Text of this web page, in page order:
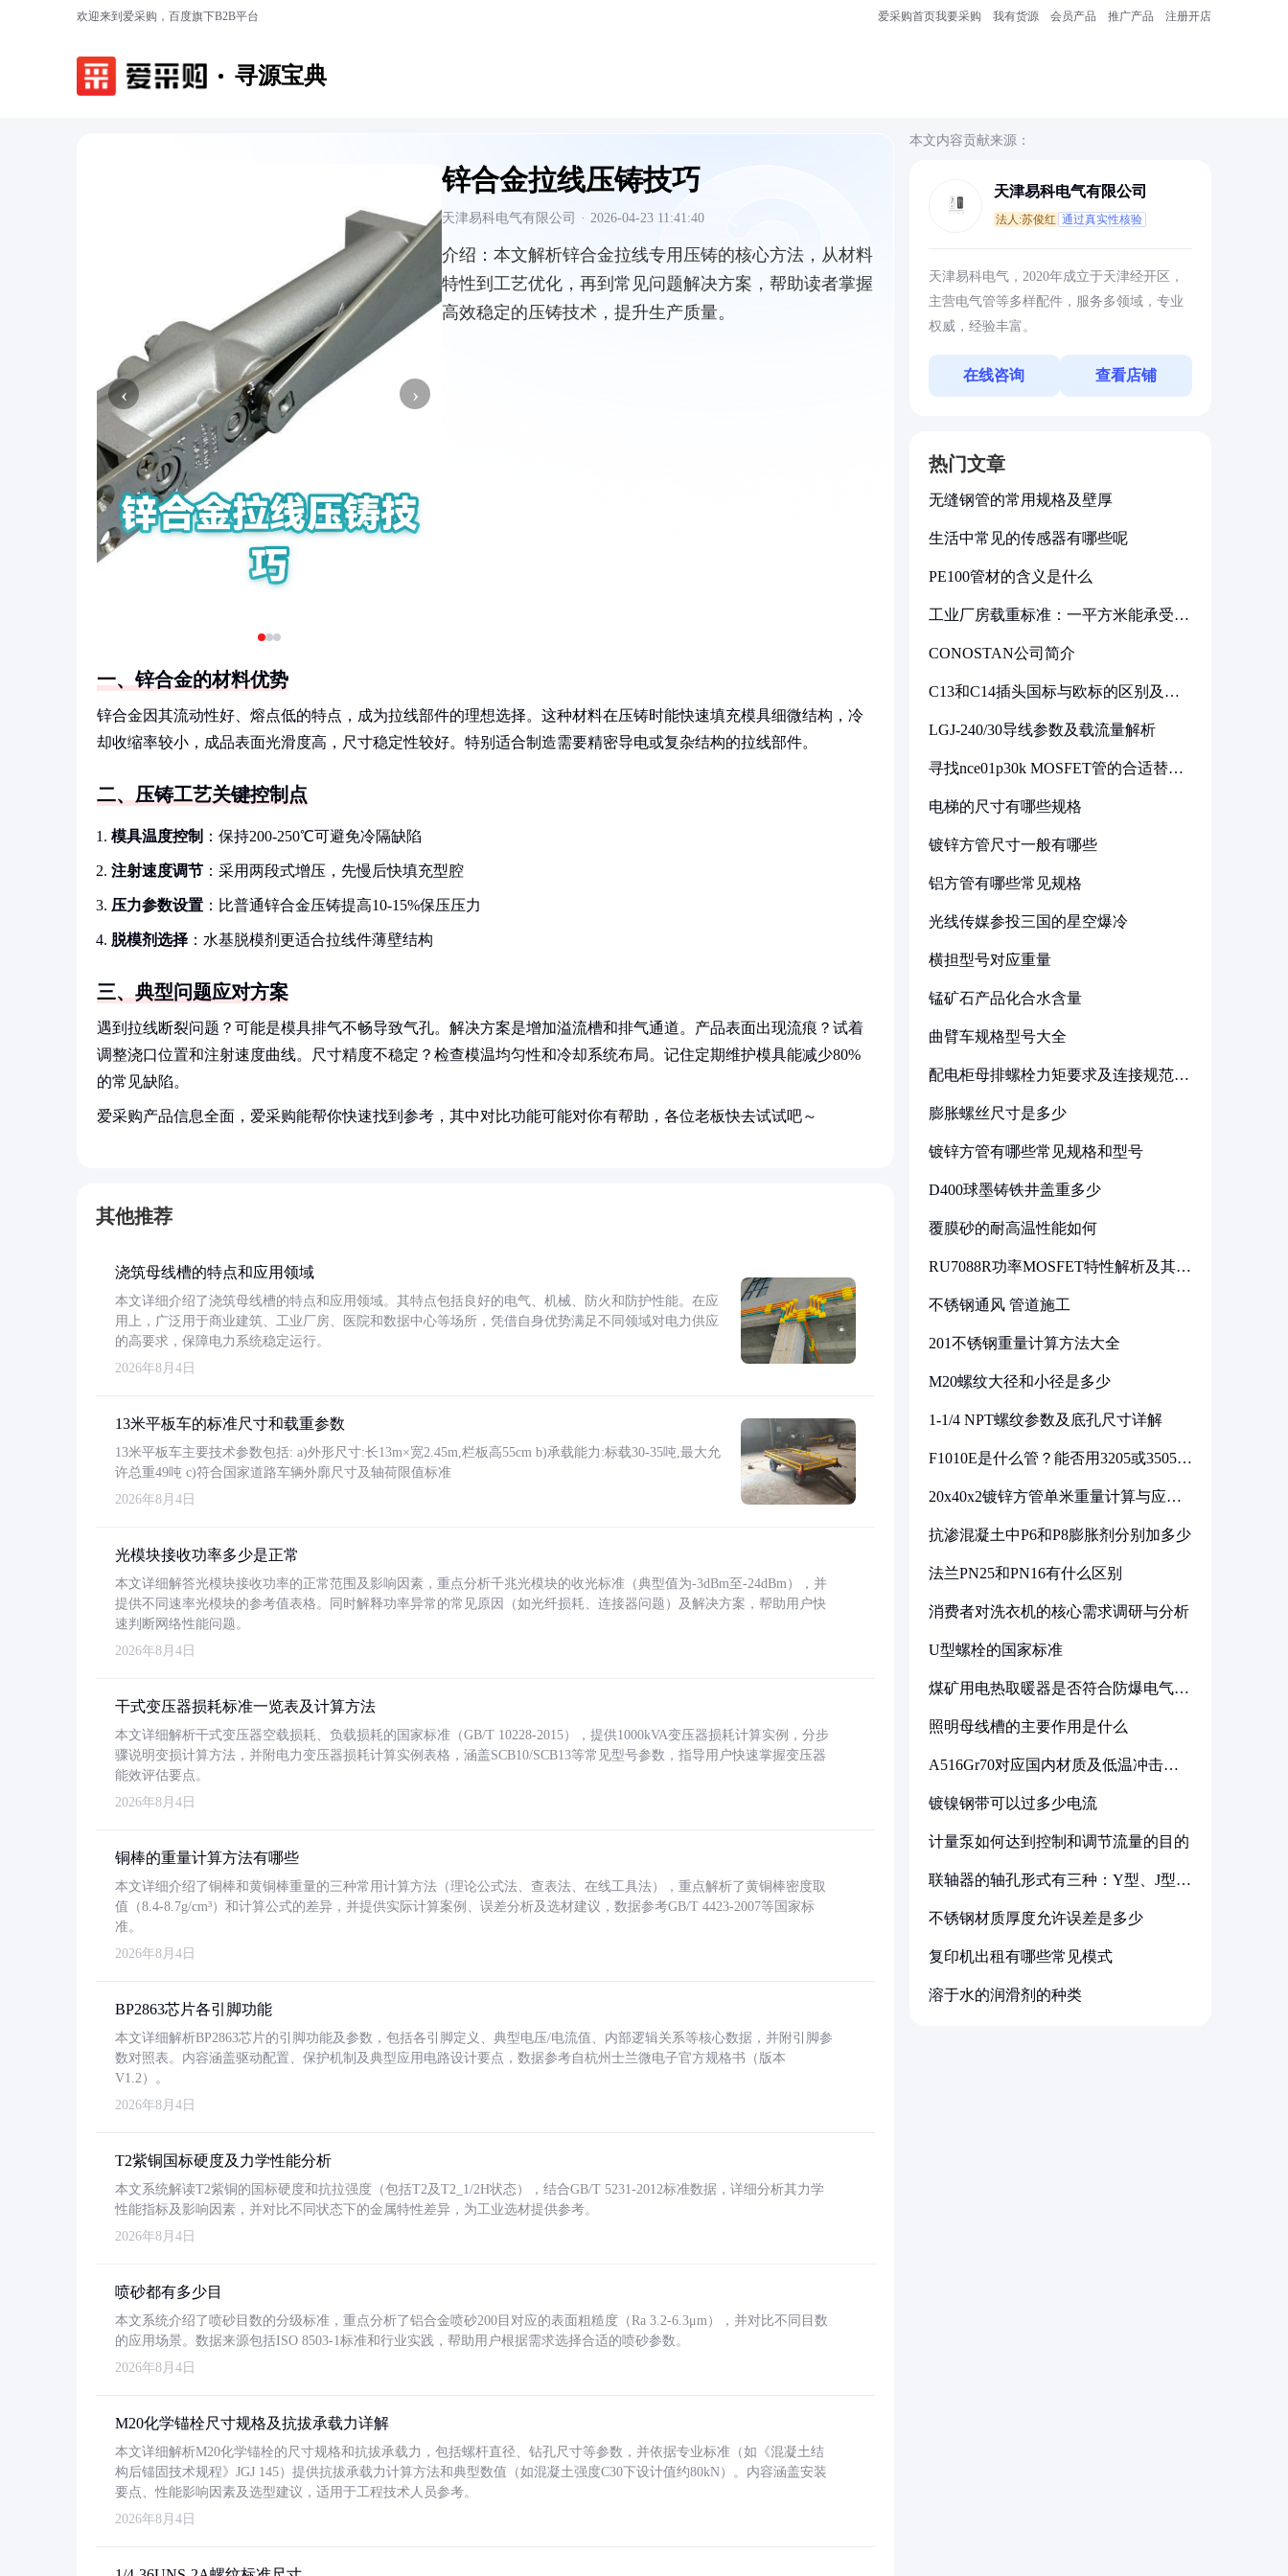
欢迎来到爱采购，百度旗下B2B平台 爱采购首页我要采购 我有货源 会员产品 推广产品 注册开店
寻源宝典
‹ ›
锌合金拉线压铸技巧
天津易科电气有限公司 · 2026-04-23 11:41:40
介绍： 本文解析锌合金拉线专用压铸的核心方法，从材料
特性到工艺优化，再到常见问题解决方案，帮助读者掌握
高效稳定的压铸技术，提升生产质量。
一、锌合金的材料优势
锌合金因其流动性好、熔点低的特点，成为拉线部件的理想选择。这种材料在压铸时能快速填充模具细微结构，冷
却收缩率较小，成品表面光滑度高，尺寸稳定性较好。特别适合制造需要精密导电或复杂结构的拉线部件。
二、压铸工艺关键控制点
模具温度控制 ：保持200-250℃可避免冷隔缺陷
注射速度调节 ：采用两段式增压，先慢后快填充型腔
压力参数设置 ：比普通锌合金压铸提高10-15%保压压力
脱模剂选择 ：水基脱模剂更适合拉线件薄壁结构
三、典型问题应对方案
遇到拉线断裂问题？可能是模具排气不畅导致气孔。解决方案是增加溢流槽和排气通道。产品表面出现流痕？试着
调整浇口位置和注射速度曲线。尺寸精度不稳定？检查模温均匀性和冷却系统布局。记住定期维护模具能减少80%
的常见缺陷。
爱采购产品信息全面，爱采购能帮你快速找到参考，其中对比功能可能对你有帮助，各位老板快去试试吧～
其他推荐
浇筑母线槽的特点和应用领域
本文详细介绍了浇筑母线槽的特点和应用领域。其特点包括良好的电气、机械、防火和防护性能。在应
用上，广泛用于商业建筑、工业厂房、医院和数据中心等场所，凭借自身优势满足不同领域对电力供应
的高要求，保障电力系统稳定运行。
2026年8月4日
13米平板车的标准尺寸和载重参数
13米平板车主要技术参数包括: a)外形尺寸:长13m×宽2.45m,栏板高55cm b)承载能力:标载30-35吨,最大允
许总重49吨 c)符合国家道路车辆外廓尺寸及轴荷限值标准
2026年8月4日
光模块接收功率多少是正常
本文详细解答光模块接收功率的正常范围及影响因素，重点分析千兆光模块的收光标准（典型值为-3dBm至-24dBm），并
提供不同速率光模块的参考值表格。同时解释功率异常的常见原因（如光纤损耗、连接器问题）及解决方案，帮助用户快
速判断网络性能问题。
2026年8月4日
干式变压器损耗标准一览表及计算方法
本文详细解析干式变压器空载损耗、负载损耗的国家标准（GB/T 10228-2015），提供1000kVA变压器损耗计算实例，分步
骤说明变损计算方法，并附电力变压器损耗计算实例表格，涵盖SCB10/SCB13等常见型号参数，指导用户快速掌握变压器
能效评估要点。
2026年8月4日
铜棒的重量计算方法有哪些
本文详细介绍了铜棒和黄铜棒重量的三种常用计算方法（理论公式法、查表法、在线工具法），重点解析了黄铜棒密度取
值（8.4-8.7g/cm³）和计算公式的差异，并提供实际计算案例、误差分析及选材建议，数据参考GB/T 4423-2007等国家标
准。
2026年8月4日
BP2863芯片各引脚功能
本文详细解析BP2863芯片的引脚功能及参数，包括各引脚定义、典型电压/电流值、内部逻辑关系等核心数据，并附引脚参
数对照表。内容涵盖驱动配置、保护机制及典型应用电路设计要点，数据参考自杭州士兰微电子官方规格书（版本
V1.2）。
2026年8月4日
T2紫铜国标硬度及力学性能分析
本文系统解读T2紫铜的国标硬度和抗拉强度（包括T2及T2_1/2H状态），结合GB/T 5231-2012标准数据，详细分析其力学
性能指标及影响因素，并对比不同状态下的金属特性差异，为工业选材提供参考。
2026年8月4日
喷砂都有多少目
本文系统介绍了喷砂目数的分级标准，重点分析了铝合金喷砂200目对应的表面粗糙度（Ra 3.2-6.3μm），并对比不同目数
的应用场景。数据来源包括ISO 8503-1标准和行业实践，帮助用户根据需求选择合适的喷砂参数。
2026年8月4日
M20化学锚栓尺寸规格及抗拔承载力详解
本文详细解析M20化学锚栓的尺寸规格和抗拔承载力，包括螺杆直径、钻孔尺寸等参数，并依据专业标准（如《混凝土结
构后锚固技术规程》JGJ 145）提供抗拔承载力计算方法和典型数值（如混凝土强度C30下设计值约80kN）。内容涵盖安装
要点、性能影响因素及选型建议，适用于工程技术人员参考。
2026年8月4日
本文内容贡献来源：
天津易科电气有限公司
法人:苏俊红 通过真实性核验
天津易科电气，2020年成立于天津经开区，
主营电气管等多样配件，服务多领域，专业
权威，经验丰富。
在线咨询 查看店铺
热门文章
无缝钢管的常用规格及壁厚
生活中常见的传感器有哪些呢
PE100管材的含义是什么
工业厂房载重标准：一平方米能承受多
CONOSTAN公司简介
C13和C14插头国标与欧标的区别及其
LGJ-240/30导线参数及载流量解析
寻找nce01p30k MOSFET管的合适替代
电梯的尺寸有哪些规格
镀锌方管尺寸一般有哪些
铝方管有哪些常见规格
光线传媒参投三国的星空爆冷
横担型号对应重量
锰矿石产品化合水含量
曲臂车规格型号大全
配电柜母排螺栓力矩要求及连接规范详
膨胀螺丝尺寸是多少
镀锌方管有哪些常见规格和型号
D400球墨铸铁井盖重多少
覆膜砂的耐高温性能如何
RU7088R功率MOSFET特性解析及其在
不锈钢通风 管道施工
201不锈钢重量计算方法大全
M20螺纹大径和小径是多少
1-1/4 NPT螺纹参数及底孔尺寸详解
F1010E是什么管？能否用3205或3505代
20x40x2镀锌方管单米重量计算与应用
抗渗混凝土中P6和P8膨胀剂分别加多少
法兰PN25和PN16有什么区别
消费者对洗衣机的核心需求调研与分析
U型螺栓的国家标准
煤矿用电热取暖器是否符合防爆电气设
照明母线槽的主要作用是什么
A516Gr70对应国内材质及低温冲击要
镀镍钢带可以过多少电流
计量泵如何达到控制和调节流量的目的
联轴器的轴孔形式有三种：Y型、J型、
不锈钢材质厚度允许误差是多少
复印机出租有哪些常见模式
溶于水的润滑剂的种类